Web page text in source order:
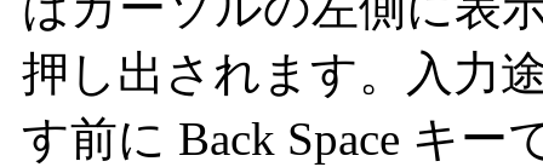
押し出されます。入力
す前に Back Space キ